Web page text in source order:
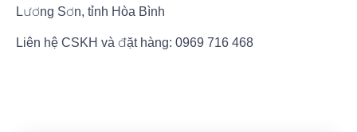
Lương Sơn, tỉnh Hòa Bình
Liên hệ CSKH và đặt hàng: 0969 716 468